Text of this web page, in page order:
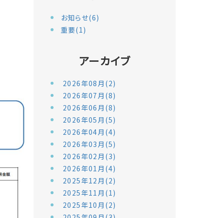
お知らせ(6)
重要(1)
アーカイブ
2026年08月(2)
2026年07月(8)
2026年06月(8)
2026年05月(5)
2026年04月(4)
2026年03月(5)
2026年02月(3)
2026年01月(4)
2025年12月(2)
2025年11月(1)
2025年10月(2)